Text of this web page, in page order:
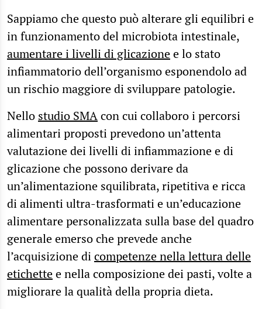
Sappiamo che questo può alterare gli equilibri e
in funzionamento del microbiota intestinale,
aumentare i livelli di glicazionee lo stato
infiammatorio dell’organismo esponendolo ad
un rischio maggiore di sviluppare patologie.
Nello studio SMAcon cui collaboro i percorsi
alimentari proposti prevedono un’attenta
valutazione dei livelli di infiammazione e di
glicazione che possono derivare da
un’alimentazione squilibrata, ripetitiva e ricca
di alimenti ultra-trasformati e un’educazione
alimentare personalizzata sulla base del quadro
generale emerso che prevede anche
l’acquisizione dicompetenze nella lettura delle
etichettee nella composizione dei pasti, volte a
migliorare la qualità della propria dieta.